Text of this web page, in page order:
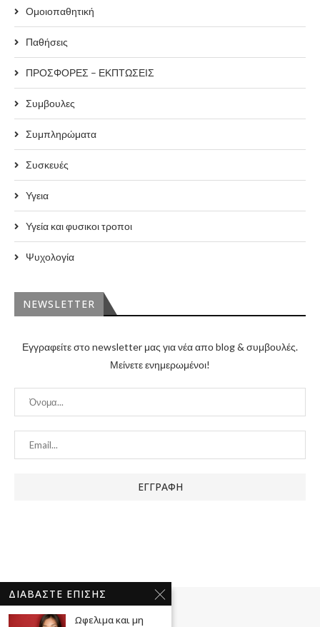
Ομοιοπαθητική
Παθήσεις
ΠΡΟΣΦΟΡΕΣ – ΕΚΠΤΩΣΕΙΣ
Συμβουλες
Συμπληρώματα
Συσκευές
Υγεια
Υγεία και φυσικοι τροποι
Ψυχολογία
NEWSLETTER
Εγγραφείτε στο newsletter μας για νέα απο blog & συμβουλές.
Μείνετε ενημερωμένοι!
ΔΙΑΒΆΣΤΕ ΕΠΊΣΗΣ
Ωφελιμα και μη